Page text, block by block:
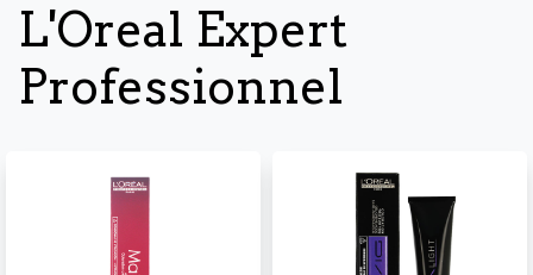
L'Oreal Expert
Professionnel